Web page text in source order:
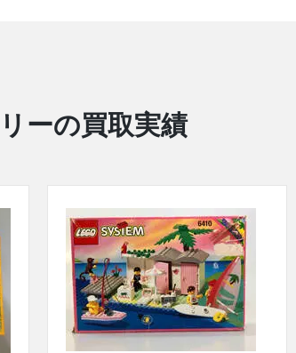
ーの買取実績